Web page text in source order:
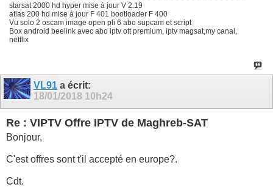
starsat 2000 hd hyper mise à jour V 2.19
atlas 200 hd mise à jour F 401 bootloader F 400
Vu solo 2 oscam image open pli 6 abo supcam et script
Box android beelink avec abo iptv ott premium, iptv magsat,my canal,
netflix
VL91 a écrit:
18/01/2018 10h24
Re : VIPTV Offre IPTV de Maghreb-SAT
Bonjour,
C'est offres sont t'il accepté en europe?.
Cdt.